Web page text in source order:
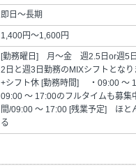
即日～長期
1,400円～1,600円
[勤務曜日] 月～金 週2.5日or週5
2日と週3日勤務のMIXシフトとな
+シフト休 [勤務時間] ・09:00 ～
09:00 ～ 17:00のフルタイムも募
間/09:00 ～ 17:00 [残業予定] ほと
る